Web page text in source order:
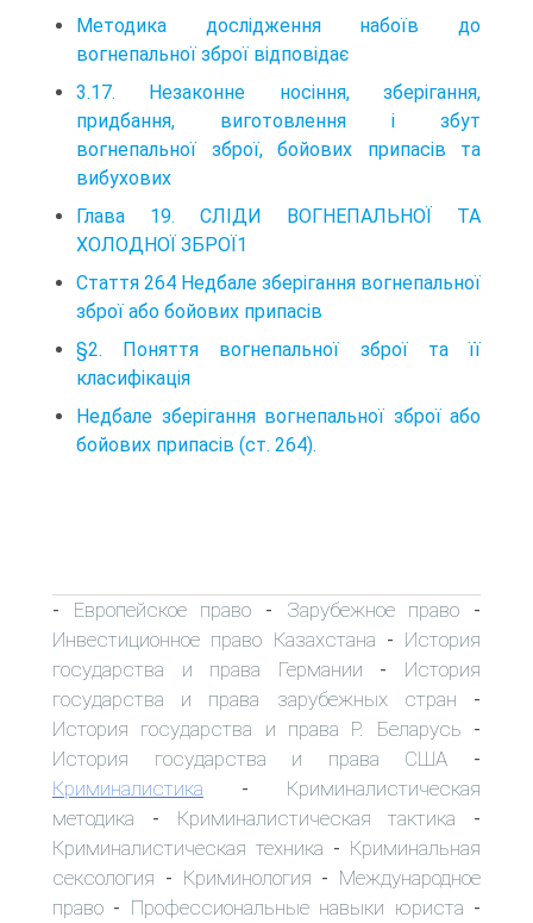
Методика дослідження набоїв до
вогнепальної зброї відповідає
3.17. Незаконне носiння, зберiгання,
придбання, виготовлення i збут
вогнепальної зброї, бойових припасiв та
вибухових
Глава 19. СЛІДИ ВОГНЕПАЛЬНОЇ ТА
ХОЛОДНОЇ ЗБРОЇ1
Стаття 264 Недбале зберігання вогнепальної
зброї або бойових припасів
§2. Поняття вогнепальної зброї та її
класифікація
Недбале зберігання вогнепальної зброї або
бойових припасів (ст. 264).
- Европейское право - Зарубежное право -
Инвестиционное право Казахстана - История
государства и права Германии - История
государства и права зарубежных стран -
История государства и права Р. Беларусь -
История государства и права США -
Криминалистика - Криминалистическая
методика - Криминалистическая тактика -
Криминалистическая техника - Криминальная
сексология - Криминология - Международное
право - Профессиональные навыки юриста -